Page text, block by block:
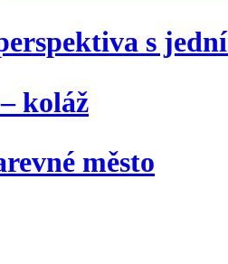
s
koláž
město